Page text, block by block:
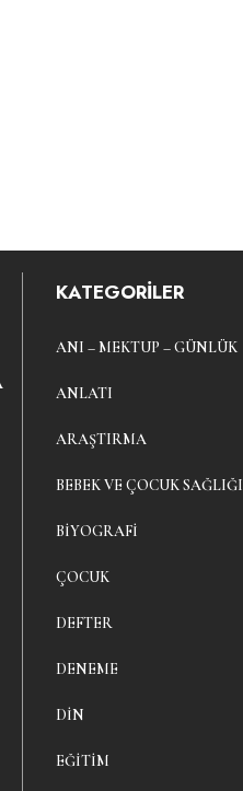
KATEGORİLER
ANI – MEKTUP – GÜNLÜK
ANLATI
ARAŞTIRMA
BEBEK VE ÇOCUK SAĞLIĞI
BIYOGRAFI
ÇOCUK
DEFTER
DENEME
DIN
EĞITIM